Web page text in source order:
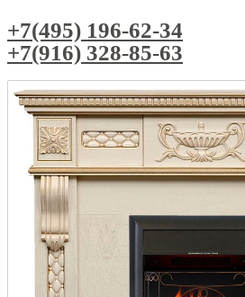
+7(495) 196-62-34
+7(916) 328-85-63